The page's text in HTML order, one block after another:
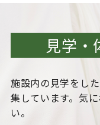
見学・
施設内の見学をし
集しています。気
い。